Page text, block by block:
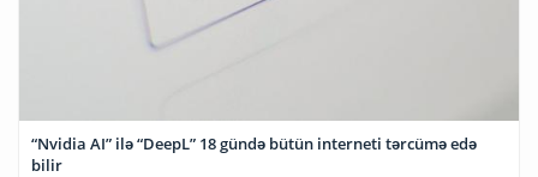
“Nvidia AI” ilə “DeepL” 18 gündə bütün interneti tərcümə edə
bilir